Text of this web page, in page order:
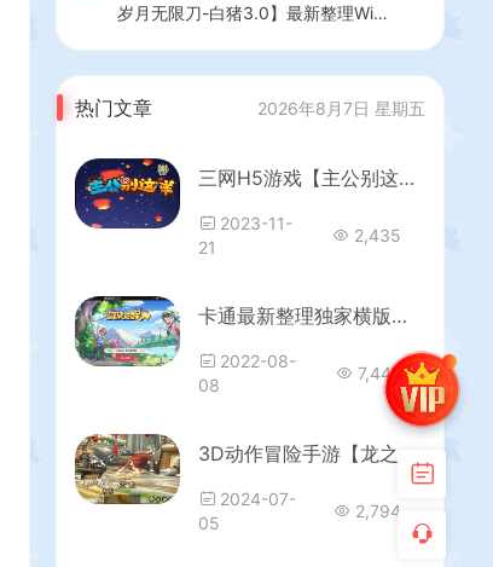
岁月无限刀-白猪3.0】最新整理Win
热门文章 2026年8月7日 星期五
三网H5游戏【主公别这样H5】最新整理单机一键即玩镜像端+Linux手工服务端+GM授权后台+详细搭建教程
2023-11-
21
2,435
卡通最新整理独家横版【口袋觉醒】Linux手工端+双端+gm后台+详细搭建教程
2022-08-
08
7,447
2024-07-
05
2,794